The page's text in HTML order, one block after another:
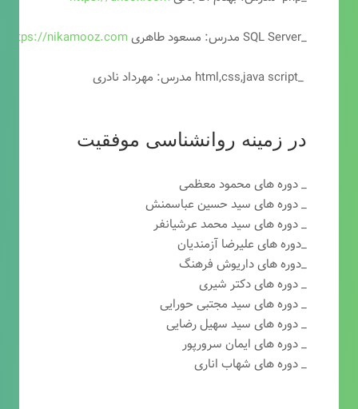
_SQL Server مدرس: مسعود طاهری
https://nikamooz.com
_html,css,java script مدرس: مهرداد نادری
در زمینه روانشناسی موفقیت
_ دوره های محمود معظمی
_ دوره های سید حسین عباسمنش
_ دوره های سید محمد عرشیانفر
_دوره های علیرضا آزمندیان
_دوره های داریوش فرهنگ
_ دوره های دکتر شیری
_ دوره های سید مجتبی حورایی
_ دوره های سید سهیل رضایی
_ دوره های ایمان سرورپور
_ دوره های شهاب اناری